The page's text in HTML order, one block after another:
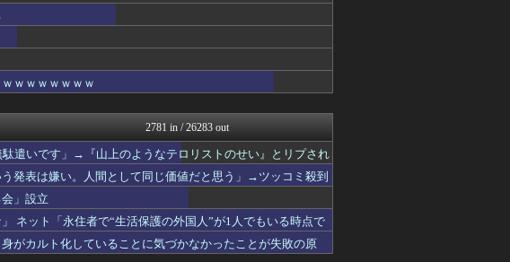
【8...
黒マッチョニュース
オレ的ゲーム速報＠刃
を逮...
が盗まれ...
国難にあってもの申す！！
万人｣...
にゅーすアルー！
前に日常を...
オレ的ゲーム速報＠刃
た後部座...
おーるじゃんる
～）...
もえるあじあ(･∀･)
ふぇー速
軍事・ミリタリー速報☆彡
日本第一！ニュース録
円...
オレ的ゲーム速報＠刃
キムチ速報
ｗｗｗｗｗｗｗ
2781 in / 26283 out
駄遣いです」→『山上のようなテロリストのせい』とリプされ
スト
発表は嫌い。人間として同じ価値だと思う」→ツッコミ殺到
」設立
ネット「永住者で“生活保護の外国人”が1人でもいる時点で
がカルト化していることに気づかなかったことが失敗の原